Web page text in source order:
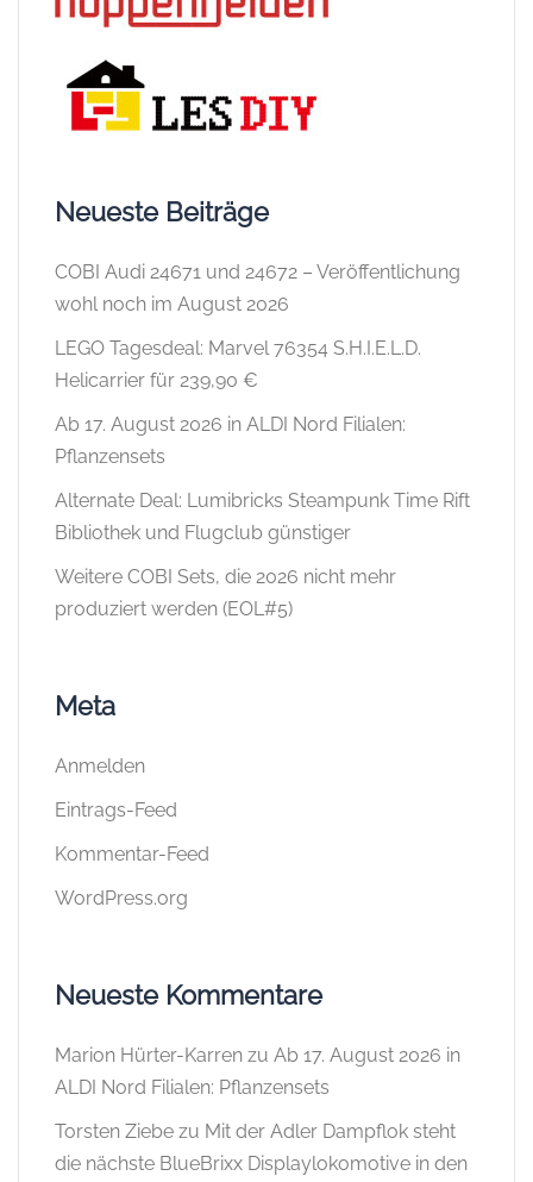
Neueste Beiträge
COBI Audi 24671 und 24672 – Veröffentlichung
wohl noch im August 2026
LEGO Tagesdeal: Marvel 76354 S.H.I.E.L.D.
Helicarrier für 239,90 €
Ab 17. August 2026 in ALDI Nord Filialen:
Pflanzensets
Alternate Deal: Lumibricks Steampunk Time Rift
Bibliothek und Flugclub günstiger
Weitere COBI Sets, die 2026 nicht mehr
produziert werden (EOL#5)
Meta
Anmelden
Eintrags-Feed
Kommentar-Feed
WordPress.org
Neueste Kommentare
Marion Hürter-Karren zu Ab 17. August 2026 in
ALDI Nord Filialen: Pflanzensets
Torsten Ziebe zu Mit der Adler Dampflok steht
die nächste BlueBrixx Displaylokomotive in den